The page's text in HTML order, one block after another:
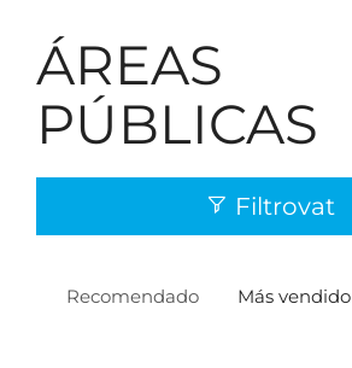
ÁREAS
PÚBLICAS
Filtrovat
Recomendado Más vendido